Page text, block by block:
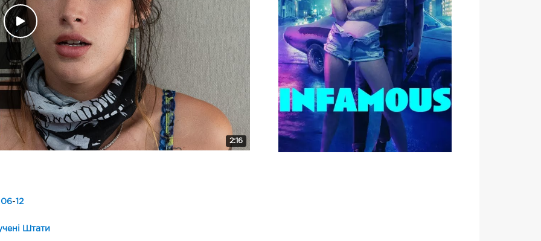
2:16
06- 12
Штати